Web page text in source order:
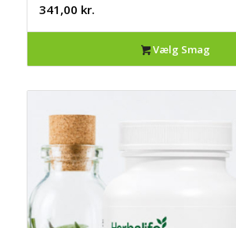
341,00 kr.
Vælg Smag